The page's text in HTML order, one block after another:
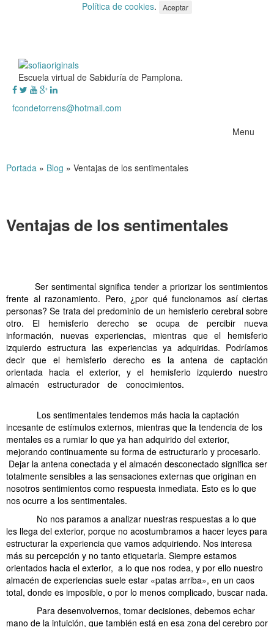
Política de cookies. Aceptar
Escuela virtual de Sabiduría de Pamplona.
fcondetorrens@hotmail.com
Menu
Portada » Blog » Ventajas de los sentimentales
Ventajas de los sentimentales
Ser sentimental significa tender a priorizar los sentimientos
frente al razonamiento. Pero, ¿por qué funcionamos así ciertas
personas? Se trata del predominio de un hemisferio cerebral sobre
otro. El hemisferio derecho se ocupa de percibir nueva
información, nuevas experiencias, mientras que el hemisferio
izquierdo estructura las experiencias ya adquiridas. Podríamos
decir que el hemisferio derecho es la antena de captación
orientada hacia el exterior, y el hemisferio izquierdo nuestro
almacén estructurador de conocimientos.
Los sentimentales tendemos más hacia la captación
incesante de estímulos externos, mientras que la tendencia de los
mentales es a rumiar lo que ya han adquirido del exterior,
mejorando continuamente su forma de estructurarlo y procesarlo.
Dejar la antena conectada y el almacén desconectado significa ser
totalmente sensibles a las sensaciones externas que originan en
nosotros sentimientos como respuesta inmediata. Esto es lo que
nos ocurre a los sentimentales.
No nos paramos a analizar nuestras respuestas a lo que
les llega del exterior, porque no acostumbramos a hacer leyes para
estructurar la experiencia que vamos adquiriendo. Nos interesa
más su percepción y no tanto etiquetarla. Siempre estamos
orientados hacia el exterior, a lo que nos rodea, y por ello nuestro
almacén de experiencias suele estar «patas arriba», en un caos
total, donde es imposible, o por lo menos complicado, buscar nada.
Para desenvolvernos, tomar decisiones, debemos echar
mano de la intuición, que también está en esa zona del cerebro por